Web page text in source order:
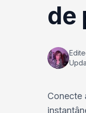
de
Conecte